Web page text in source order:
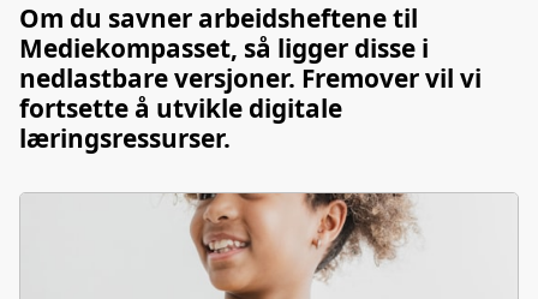
Om du savner arbeidsheftene til
Mediekompasset, så ligger disse i
nedlastbare versjoner. Fremover vil vi
fortsette å utvikle digitale
læringsressurser.